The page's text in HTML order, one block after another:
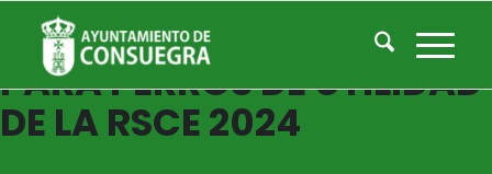
XXVIII COPA DE TRABAJO
PARA PERROS DE UTILIDAD
DE LA RSCE 2024